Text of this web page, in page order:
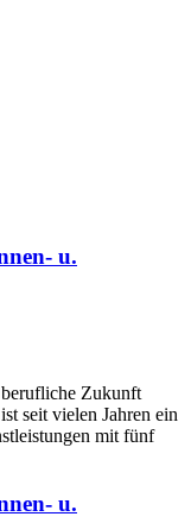
u.
Zukunft
seit vielen Jahren ein
mit fünf
u.